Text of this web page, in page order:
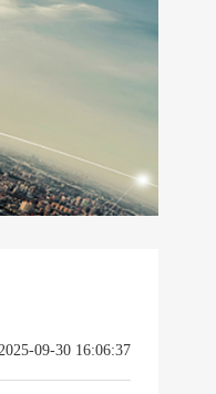
09-30 16:06:37